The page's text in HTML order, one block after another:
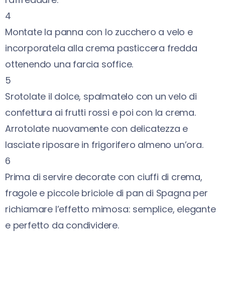
4
Montate la panna con lo zucchero a velo e
incorporatela alla crema pasticcera fredda
ottenendo una farcia soffice.
5
Srotolate il dolce, spalmatelo con un velo di
confettura ai frutti rossi e poi con la crema.
Arrotolate nuovamente con delicatezza e
lasciate riposare in frigorifero almeno un’ora.
6
Prima di servire decorate con ciuffi di crema,
fragole e piccole briciole di pan di Spagna per
richiamare l’effetto mimosa: semplice, elegante
e perfetto da condividere.